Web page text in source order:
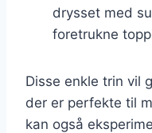
drysset med
foretrukne
Disse enkle trin vil
der er perfekte til
kan også